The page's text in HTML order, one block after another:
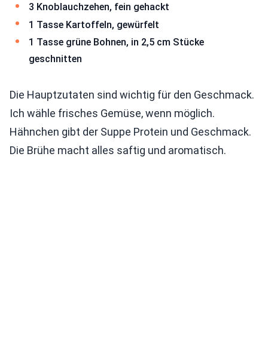
3 Knoblauchzehen, fein gehackt
1 Tasse Kartoffeln, gewürfelt
1 Tasse grüne Bohnen, in 2,5 cm Stücke
geschnitten
Die Hauptzutaten sind wichtig für den Geschmack.
Ich wähle frisches Gemüse, wenn möglich.
Hähnchen gibt der Suppe Protein und Geschmack.
Die Brühe macht alles saftig und aromatisch.